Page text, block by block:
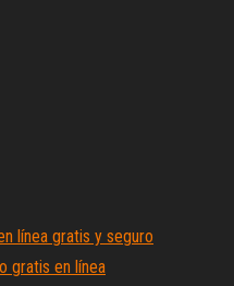
línea gratis y seguro
gratis en línea